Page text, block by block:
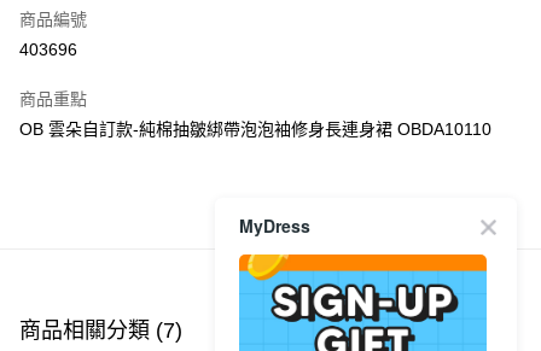
Apple Pay
PayMe
每筆HK$40.00，滿HK$350.00或以上免運費
付款後順豐站及營業點
商品編號
403696
商品重點
OB 雲朵自訂款-純棉抽皺綁帶泡泡袖修身長連身裙 OBDA10110
商品推薦
商品相關分類 (7)
MyDress